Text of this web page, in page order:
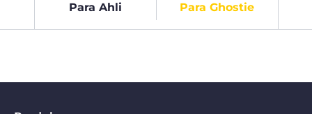
Para Ahli Para Ghostie